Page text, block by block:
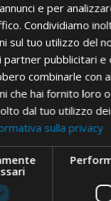
e per
Condividiamo
sul tuo utilizzo del
partner pubblicitari e
combinarle con
che hai fornito loro
dal tuo utilizzo
sulla privacy